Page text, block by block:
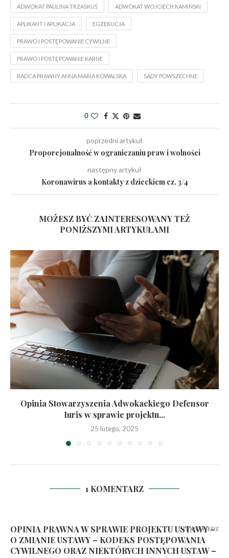
ADWOKAT PAULINA TRZASKUŚ ADWOKAT WOJCIECH KAMIŃSKI
APLIKANT I APLIKACJA EGZEKUCJA
PRAWO I POSTĘPOWANIE CYWILNE
PRAWO I POSTĘPOWANIE KARNE
RADCA PRAWNY ANNA MARIA KOWALSKA SĄDY POWSZECHNE
0
poprzedni artykuł
Proporcjonalność w ograniczaniu praw i wolności
następny artykuł
Koronawirus a kontakty z dzieckiem cz. 3/4
MOŻESZ BYĆ ZAINTERESOWANY TEŻ
PONIŻSZYMI ARTYKUŁAMI
Opinia Stowarzyszenia Adwokackiego Defensor
Iuris w sprawie projektu...
25 lutego, 2025
1 KOMENTARZ
OPINIA PRAWNA W SPRAWIE PROJEKTU USTAWY –
O ZMIANIE USTAWY – KODEKS POSTĘPOWANIA
CYWILNEGO ORAZ NIEKTÓRYCH INNYCH USTAW –
ODPOWIEDZ